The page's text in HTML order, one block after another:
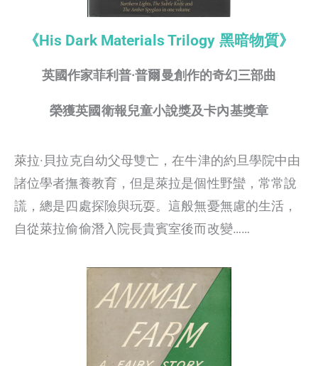
《His Dark Materials Trilogy 黑暗物質》
英國作家菲利普·普爾曼創作的奇幻三部曲
榮獲英國衛報兒童小說獎及卡內基獎章
萊拉·貝拉克自幼父母雙亡，在牛津的約旦學院中由
諸位學者撫養教育，但是萊拉是個性野蠻，常常說
謊，總是四處探險與玩耍。這般無憂無慮的生活，
自從萊拉偷偷潛入院長貴賓室後而改變……